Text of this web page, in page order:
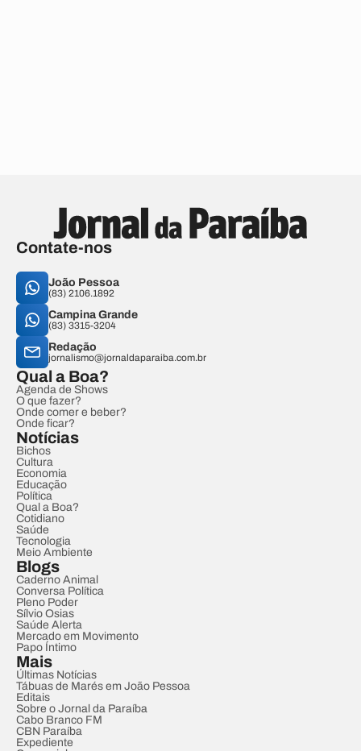
Contate-nos
João Pessoa
(83) 2106.1892
Campina Grande
(83) 3315-3204
Redação
jornalismo@jornaldaparaiba.com.br
Qual a Boa?
Agenda de Shows
O que fazer?
Onde comer e beber?
Onde ficar?
Notícias
Bichos
Cultura
Economia
Educação
Política
Qual a Boa?
Cotidiano
Saúde
Tecnologia
Meio Ambiente
Blogs
Caderno Animal
Conversa Política
Pleno Poder
Sílvio Osias
Saúde Alerta
Mercado em Movimento
Papo Íntimo
Mais
Últimas Notícias
Tábuas de Marés em João Pessoa
Editais
Sobre o Jornal da Paraíba
Cabo Branco FM
CBN Paraíba
Expediente